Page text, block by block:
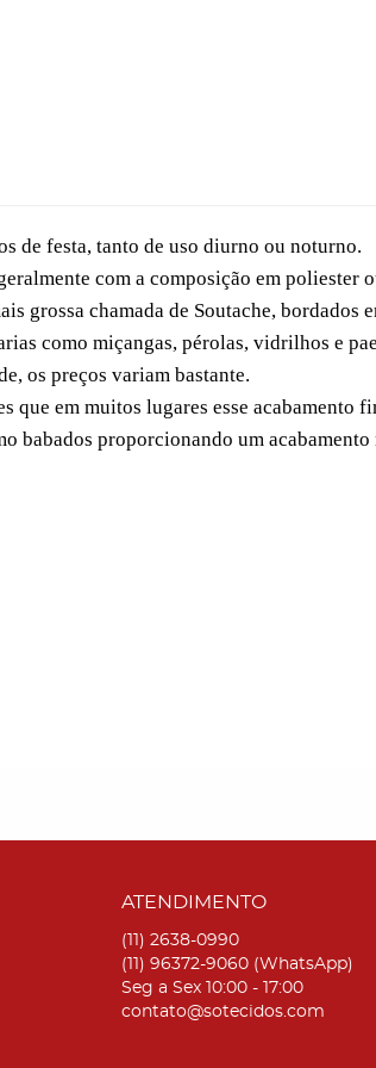
de festa, tanto de uso diurno ou noturno.
com a composição em poliester
grossa chamada de Soutache,
como miçangas, pérolas, vidrilhos e
os preços variam bastante.
que em muitos lugares esse acabamento
babados proporcionando um
ATENDIMENTO
(11) 2638-0990
(11) 96372-9060 (WhatsApp)
Seg a Sex 10:00 - 17:00
contato@sotecidos.com